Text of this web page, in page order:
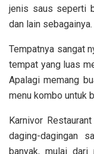
jenis saus seperti
dan lain sebagainya.
Tempatnya sangat
tempat yang luas
Apalagi memang
menu kombo untuk
Karnivor
daging-dagingan
banyak, mulai